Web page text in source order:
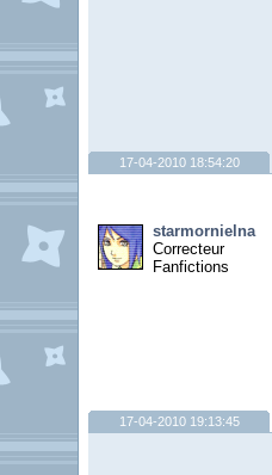
17-04-2010 18:54:20
starmornielna
Correcteur
Fanfictions
17-04-2010 19:13:45